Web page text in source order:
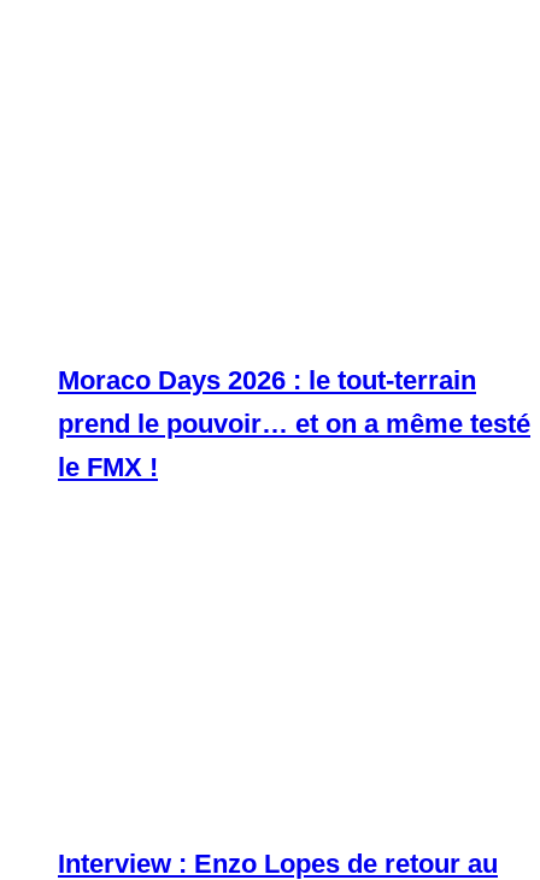
Moraco Days 2026 : le tout-terrain
prend le pouvoir… et on a même testé
le FMX !
Interview : Enzo Lopes de retour au